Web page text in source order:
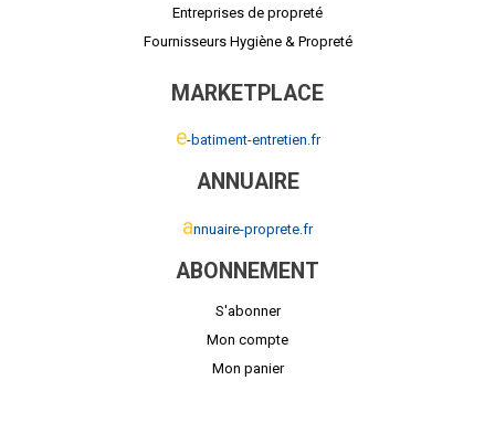
Entreprises de propreté
Fournisseurs Hygiène & Propreté
MARKETPLACE
e-batiment-entretien.fr
ANNUAIRE
annuaire-proprete.fr
ABONNEMENT
S'abonner
Mon compte
Mon panier